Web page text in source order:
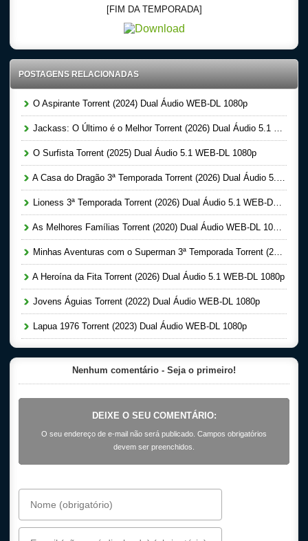
[FIM DA TEMPORADA]
POSTAGENS RELACIONADAS
O Aspirante Torrent (2024) Dual Áudio WEB-DL 1080p
Jackass: O Último é o Melhor Torrent (2026) Dual Áudio 5.1 WEB-DL 1080p
O Surfista Torrent (2025) Dual Áudio 5.1 WEB-DL 1080p
A Casa do Dragão 3ª Temporada Torrent (2026) Dual Áudio 5.1 WEB-DL 1080p
Lioness 3ª Temporada Torrent (2026) Dual Áudio 5.1 WEB-DL 1080p
As Melhores Famílias Torrent (2020) Dual Áudio WEB-DL 1080p
Minhas Aventuras com o Superman 3ª Temporada Torrent (2026) Dual Áudio 5.1 WEB-DL 1080p
A Heroína da Fita Torrent (2026) Dual Áudio 5.1 WEB-DL 1080p
Jovens Águias Torrent (2022) Dual Áudio WEB-DL 1080p
Lapua 1976 Torrent (2023) Dual Áudio WEB-DL 1080p
Nenhum comentário - Seja o primeiro!
DEIXE O SEU COMENTÁRIO:
O seu endereço de e-mail não será publicado. Campos obrigatórios
devem ser preenchidos.